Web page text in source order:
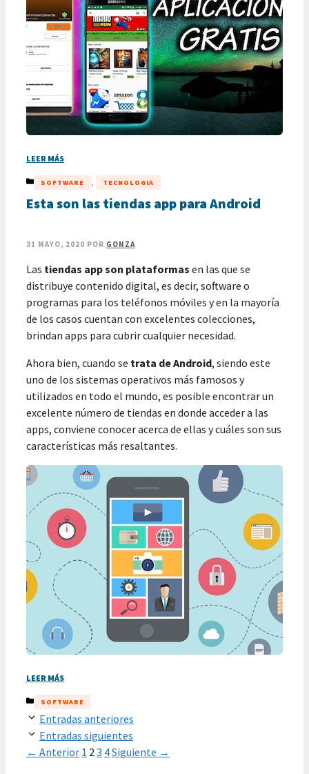
LEER MÁS
CATEGORÍAS
SOFTWARE , TECNOLOGIA
Esta son las tiendas app para Android
31 MAYO, 2020 POR GONZA
Las tiendas app son plataformas en las que se
distribuye contenido digital, es decir, software o
programas para los teléfonos móviles y en la mayoría
de los casos cuentan con excelentes colecciones,
brindan apps para cubrir cualquier necesidad.
Ahora bien, cuando se trata de Android, siendo este
uno de los sistemas operativos más famosos y
utilizados en todo el mundo, es posible encontrar un
excelente número de tiendas en donde acceder a las
apps, conviene conocer acerca de ellas y cuáles son sus
características más resaltantes.
LEER MÁS
CATEGORÍAS
SOFTWARE
Entradas anteriores
Entradas siguientes
← Anterior Página
1 Página
2 Página
3 Página
4Siguiente →